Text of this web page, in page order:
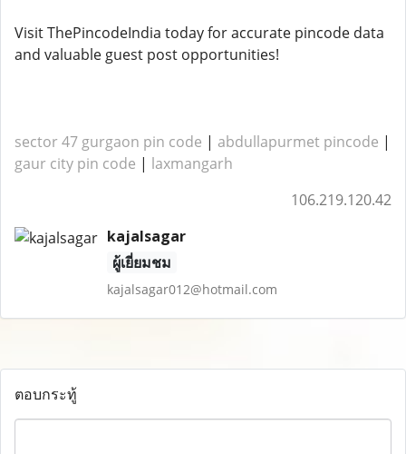
Visit ThePincodeIndia today for accurate pincode data
and valuable guest post opportunities!
sector 47 gurgaon pin code | abdullapurmet pincode |
gaur city pin code | laxmangarh
106.219.120.42
kajalsagar
ผู้เยี่ยมชม
kajalsagar012@hotmail.com
ตอบกระทู้